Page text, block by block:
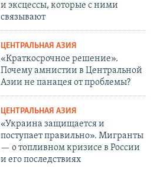
и эксцессы, которые с ними
связывают
ЦЕНТРАЛЬНАЯ АЗИЯ
«Краткосрочное решение».
Почему амнистии в Центральной
Азии не панацея от проблемы?
ЦЕНТРАЛЬНАЯ АЗИЯ
«Украина защищается и
поступает правильно». Мигранты
— о топливном кризисе в России
и его последствиях